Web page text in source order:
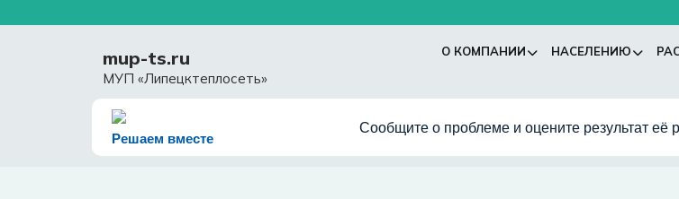
mup-ts.ru
МУП «Липецктеплосеть»
О КОМПАНИИ НАСЕЛЕНИЮ
Решаем вместе
Сообщите о проблеме и оцените результат её